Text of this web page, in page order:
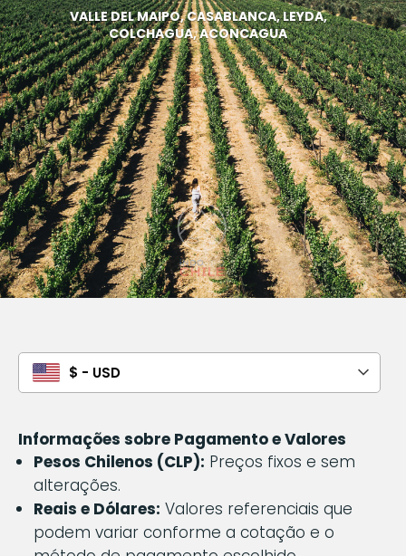
VALLE DEL MAIPO, CASABLANCA, LEYDA,
COLCHAGUA, ACONCAGUA
$ - USD
Informações sobre Pagamento e Valores
Pesos Chilenos (CLP): Preços fixos e sem
alterações.
Reais e Dólares: Valores referenciais que
podem variar conforme a cotação e o